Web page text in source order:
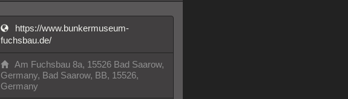
https://www.bunkermuseum-
fuchsbau.de/
Am Fuchsbau 8a, 15526 Bad Saarow,
Germany, Bad Saarow, BB, 15526,
Germany